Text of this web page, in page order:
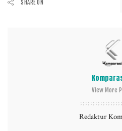
SHARE ON
View More
Redaktur